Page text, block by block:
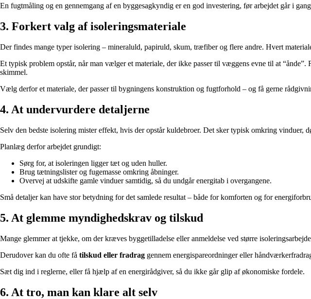
En fugtmåling og en gennemgang af en byggesagkyndig er en god investering, før arbejdet går i
3. Forkert valg af isoleringsmateriale
Der findes mange typer isolering – mineraluld, papiruld, skum, træfiber og flere andre. Hvert
Et typisk problem opstår, når man vælger et materiale, der ikke passer til væggens evne til at
skimmel.
Vælg derfor et materiale, der passer til bygningens konstruktion og fugtforhold – og få gerne
4. At undervurdere detaljerne
Selv den bedste isolering mister effekt, hvis der opstår kuldebroer. Det sker typisk omkring vinduer,
Planlæg derfor arbejdet grundigt:
Sørg for, at isoleringen ligger tæt og uden huller.
Brug tætningslister og fugemasse omkring åbninger.
Overvej at udskifte gamle vinduer samtidig, så du undgår energitab i overgangene.
Små detaljer kan have stor betydning for det samlede resultat – både for komforten og for
5. At glemme myndighedskrav og tilskud
Mange glemmer at tjekke, om der kræves byggetilladelse eller anmeldelse ved større
Derudover kan du ofte få tilskud eller fradrag gennem energispareordninger eller
Sæt dig ind i reglerne, eller få hjælp af en energirådgiver, så du ikke går glip af økonomiske fordele.
6. At tro, man kan klare alt selv